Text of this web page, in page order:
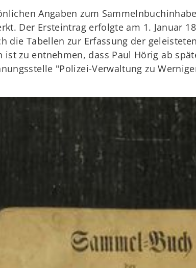
Angaben zum
Der Ersteintrag erfolgte am 1. Januar
die Tabellen zur Erfassung der
zu entnehmen, dass Paul Hörig ab
"Polizei-Verwaltung zu